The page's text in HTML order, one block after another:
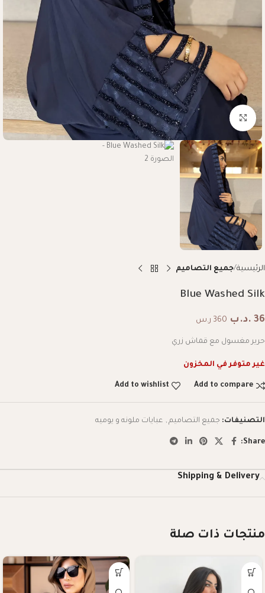
Click to enlarge
الرئيسية جميع التصاميم
Blue Washed Silk
36 .د.ب 360 ر.س
حرير مغسول مع قماش زري
غير متوفر في المخزون
Add to compare
Add to wishlist
التصنيفات: جميع التصاميم , عبايات ملونه و يوميه
Share:
Shipping & Delivery
منتجات ذات صلة